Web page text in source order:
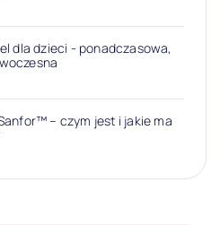
dla dzieci - ponadczasowa,
– czym jest i jakie ma